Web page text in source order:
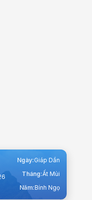
Ngày:Giáp Dần
Tháng:Ất Mùi
Năm:Bính Ngọ